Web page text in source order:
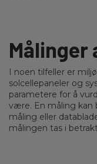
Målinger
I noen tilfeller er
solcellepaneler og
parametere for å
være. En måling kan
måling eller
målingen tas i